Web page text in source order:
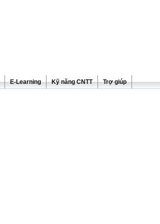
E-Learning Kỹ năng CNTT Trợ giúp